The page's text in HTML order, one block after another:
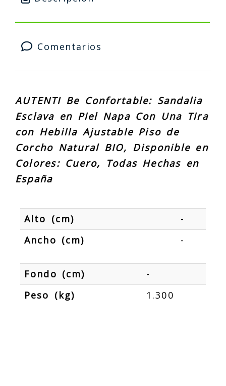
Comentarios
AUTENTI Be Confortable: Sandalia
Esclava en Piel Napa Con Una Tira
con Hebilla Ajustable Piso de
Corcho Natural BIO, Disponible en
Colores: Cuero, Todas Hechas en
España
Alto (cm)
-
Ancho (cm)
-
Fondo (cm)
-
Peso (kg)
1.300